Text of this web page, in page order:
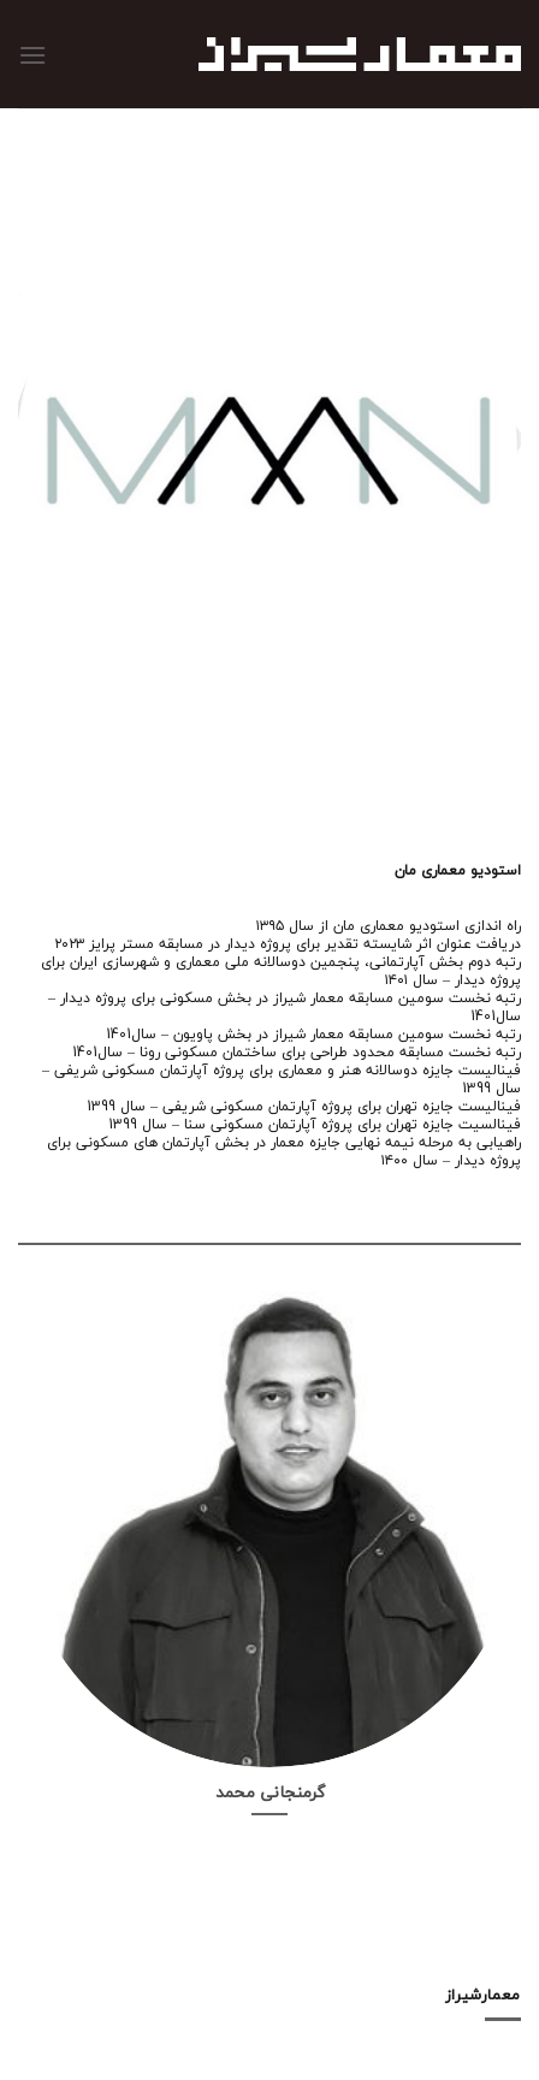
محتوا
استوديو معمارى مان
راه اندازی استوديو معمارى مان از سال ۱۳۹۵
دريافت عنوان اثر شايسته تقدير براى پروژه ديدار در مسابقه مستر پرايز ۲۰۲۳
رتبه دوم بخش آپارتمانی، پنجمين دوسالانه ملى معمارى و شهرسازى ايران براى
پروژه ديدار – سال ۱۴۰۱
رتبه نخست سومين مسابقه معمار شیراز در بخش مسكونی برای پروژه ديدار –
سال1401
رتبه نخست سومين مسابقه معمار شيراز در بخش پاويون – سال1401
رتبه نخست مسابقه محدود طراحی برای ساختمان مسكونی رونا – سال1401
فيناليست جايزه دوسالانه هنر و معمارى برای پروژه آپارتمان مسكونی شريفی –
سال 1399
فيناليست جايزه تهران برای پروژه آپارتمان مسكونی شريفی – سال 1399
فينالسيت جايزه تهران براى پروژه آپارتمان مسكونی سنا – سال 1399
راهيابى به مرحله نيمه نهايی جايزه معمار در بخش آپارتمان هاى مسكونی براى
پروژه ديدار – سال ۱۴۰۰
گرمنجانی محمد
معمارشیراز